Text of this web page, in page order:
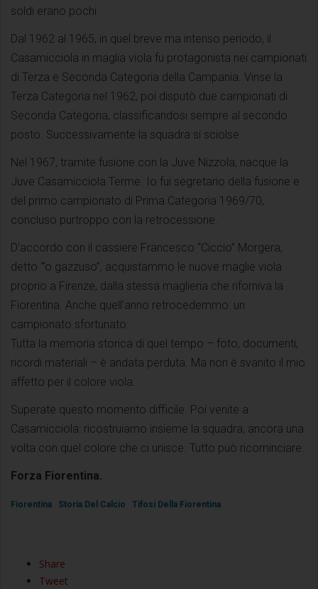
soldi erano pochi.
Dal 1962 al 1965, in quel breve ma intenso periodo, il
Casamicciola in maglia viola fu protagonista nei campionati
di Terza e Seconda Categoria della Campania. Vinse la
Terza Categoria nel 1962, poi disputò due campionati di
Seconda Categoria, classificandosi sempre al secondo
posto. Successivamente la squadra si sciolse.
Nel 1967, tramite fusione con la Juve Nizzola, nacque la
Juve Casamicciola Terme. Io fui segretario della fusione e
del primo campionato di Prima Categoria 1969/70,
concluso purtroppo con la retrocessione.
D’accordo con il cassiere Francesco “Ciccio” Morgera,
detto “’o gazzuso”, acquistammo le nuove maglie viola
proprio a Firenze, dalla stessa maglieria che riforniva la
Fiorentina. Anche quell’anno retrocedemmo: un
campionato sfortunato.
Tutta la memoria storica di quel tempo – foto, documenti,
ricordi materiali – è andata perduta. Ma non è svanito il mio
affetto per il colore viola.
Superate questo momento difficile. Poi venite a
Casamicciola: ricostruiamo insieme la squadra, ancora una
volta con quel colore che ci unisce. Tutto può ricominciare.
Forza Fiorentina.
Fiorentina Storia Del Calcio Tifosi Della Fiorentina
Share
Tweet